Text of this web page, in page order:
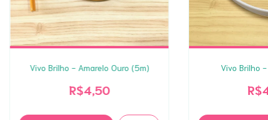
Vivo Brilho - Amarelo Ouro (5m)
R$4,50
Vivo Brilho